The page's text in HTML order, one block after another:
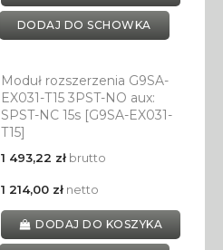
DODAJ DO SCHOWKA
Moduł rozszerzenia G9SA-
EX031-T15 3PST-NO aux:
SPST-NC 15s [G9SA-EX031-
T15]
1 493,22 złbrutto
1 214,00 złnetto
DODAJ DO KOSZYKA